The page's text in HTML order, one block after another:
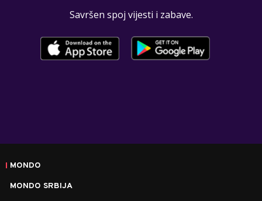
Savršen spoj vijesti i zabave.
MONDO
MONDO SRBIJA